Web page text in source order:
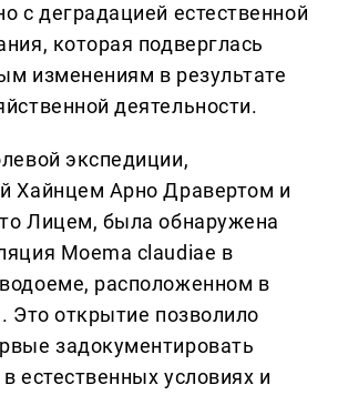
с деградацией естественной
которая подверглась
изменениям в результате
деятельности.
экспедиции,
Хайнцем Арно Дравертом и
Лицем, была обнаружена
Moema claudiae в
расположенном в
Это открытие позволило
задокументировать
естественных условиях и